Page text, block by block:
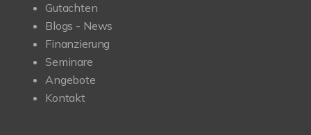
Gutachten
Blogs - News
Finanzierung
Seminare
Angebote
Kontakt